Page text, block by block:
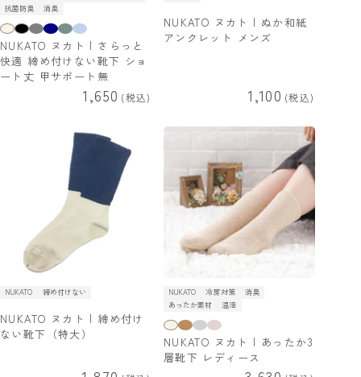
抗菌防臭
消臭
NUKATO ヌカト | さらっと
快適 締め付けない靴下 ショ
ート丈 甲サポート無
1,650 税込
NUKATO ヌカト | ぬか和紙
アンクレット メンズ
1,100 税込
NUKATO 締め付けない
NUKATO ヌカト | 締め付け
ない靴下（特大）
NUKATO 冷房対策
消臭
あったか素材
温活
NUKATO ヌカト | あったか3
層靴下 レディース